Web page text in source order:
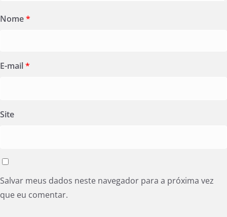
Nome*
E-mail*
Site
Salvar meus dados neste navegador para a próxima vez
que eu comentar.